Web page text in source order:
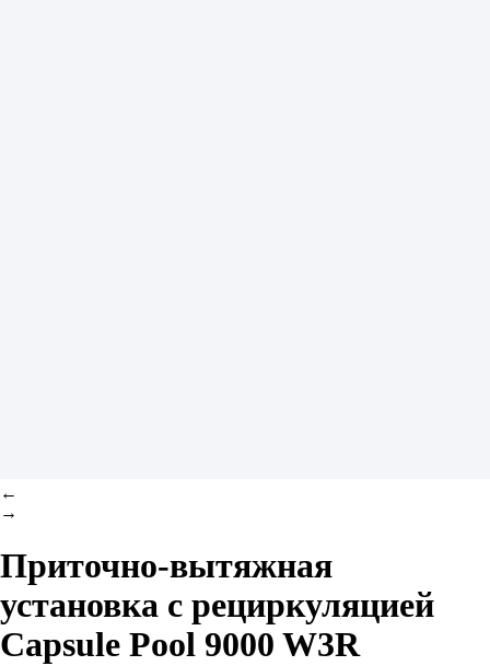
←
→
Приточно-вытяжная
установка с рециркуляцией
Capsule Pool 9000 W3R